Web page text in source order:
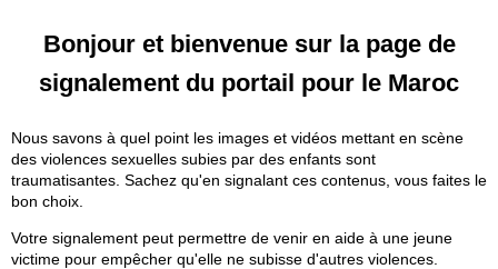
Bonjour et bienvenue sur la page de
signalement du portail pour le Maroc
Nous savons à quel point les images et vidéos mettant en scène
des violences sexuelles subies par des enfants sont
traumatisantes. Sachez qu'en signalant ces contenus, vous faites le
bon choix.
Votre signalement peut permettre de venir en aide à une jeune
victime pour empêcher qu'elle ne subisse d'autres violences.